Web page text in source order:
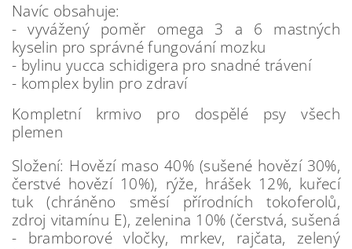
Navíc obsahuje:
- vyvážený poměr omega 3 a 6 mastných
kyselin pro správné fungování mozku
- bylinu yucca schidigera pro snadné trávení
- komplex bylin pro zdraví
Kompletní krmivo pro dospělé psy všech
plemen
Složení: Hovězí maso 40% (sušené hovězí 30%,
čerstvé hovězí 10%), rýže, hrášek 12%, kuřecí
tuk (chráněno směsí přírodních tokoferolů,
zdroj vitamínu E), zelenina 10% (čerstvá, sušená
- bramborové vločky, mrkev, rajčata, zelený